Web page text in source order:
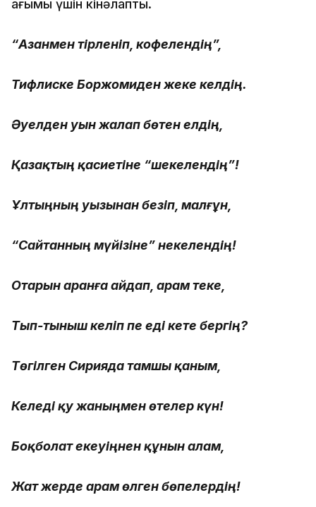
ағымы үшін кінәлапты.
“Азанмен әтірленіп, кофелендің”,
Тифлиске Боржомиден жеке келдің.
Әуелден уын жалап бөтен елдің,
Қазақтың қасиетіне “шекелендің”!
Ұлтыңның уызынан безіп, малғұн,
“Сайтанның мүйізіне” некелендің!
Отарын аранға айдап, арам теке,
Тып-тыныш келіп пе еді кете бергің?
Төгілген Сирияда тамшы қаным,
Келеді қу жаныңмен өтелер күн!
Боқболат екеуіңнен құнын алам,
Жат жерде арам өлген бөпелердің!